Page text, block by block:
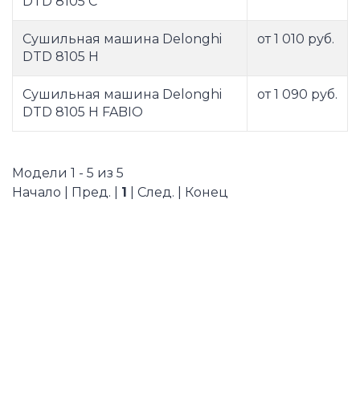
Сушильная машина Delonghi
DTD 8105 Н
от 1 010 руб.
Сушильная машина Delonghi
DTD 8105 Н FABIO
от 1 090 руб.
Модели 1 - 5 из 5
Начало | Пред. | 1 | След. | Конец